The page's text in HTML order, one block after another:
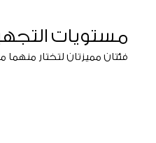
مستويات
فئتان مميزتان لتختار